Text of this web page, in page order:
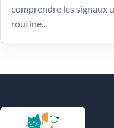
comprendre les signaux
routine...